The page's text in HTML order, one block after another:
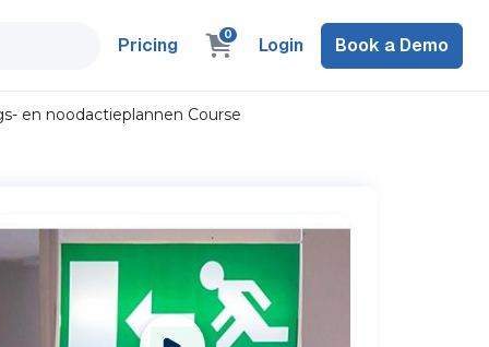
Pricing 0 Login Book a Demo
en noodactieplannen Course